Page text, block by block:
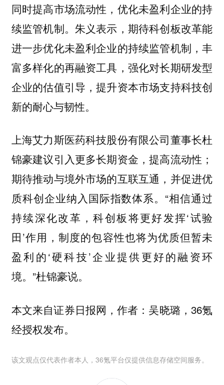
同时提高市场流动性，优化未盈利企业的持
续监管机制。朱义表示，期待科创板改革能
进一步优化未盈利企业的持续监管机制，丰
富多样化的再融资工具，强化对长期研发型
企业的估值引导，提升资本市场支持科技创
新的耐心与韧性。
上海艾力斯医药科技股份有限公司董事长杜
锦豪建议引入更多长期资金，提高流动性；
期待推动与境外市场的互联互通，并促进优
质科创企业纳入国际指数体系。“相信通过
持续深化改革，科创板将更好发挥‘试验
田’作用，制度的包容性也将为优质但暂未
盈利的‘硬科技’企业提供更好的融资环
境。”杜锦豪说。
本文来自证券日报网，作者：吴晓璐，36氪
经授权发布。
该文观点仅代表作者本人，36氪平台仅提供信息存储空间服务。